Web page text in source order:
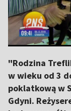
"Rodzina
w wieku od 3
poklatkową w
Gdyni.